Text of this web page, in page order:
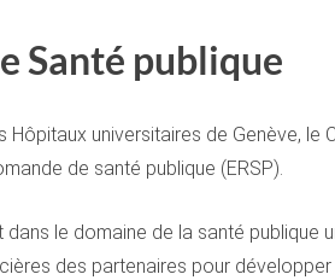
Santé publique
universitaires de Genève, le
de santé publique (ERSP).
le domaine de la santé publique
des partenaires pour